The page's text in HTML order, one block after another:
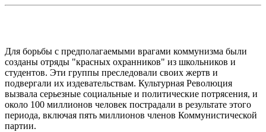
Для борьбы с предполагаемыми врагами коммунизма были
созданы отряды "красных охранников" из школьников и
студентов. Эти группы преследовали своих жертв и
подвергали их издевательствам. Культурная Революция
вызвала серьезные социальные и политические потрясения, и
около 100 миллионов человек пострадали в результате этого
периода, включая пять миллионов членов Коммунистической
партии.